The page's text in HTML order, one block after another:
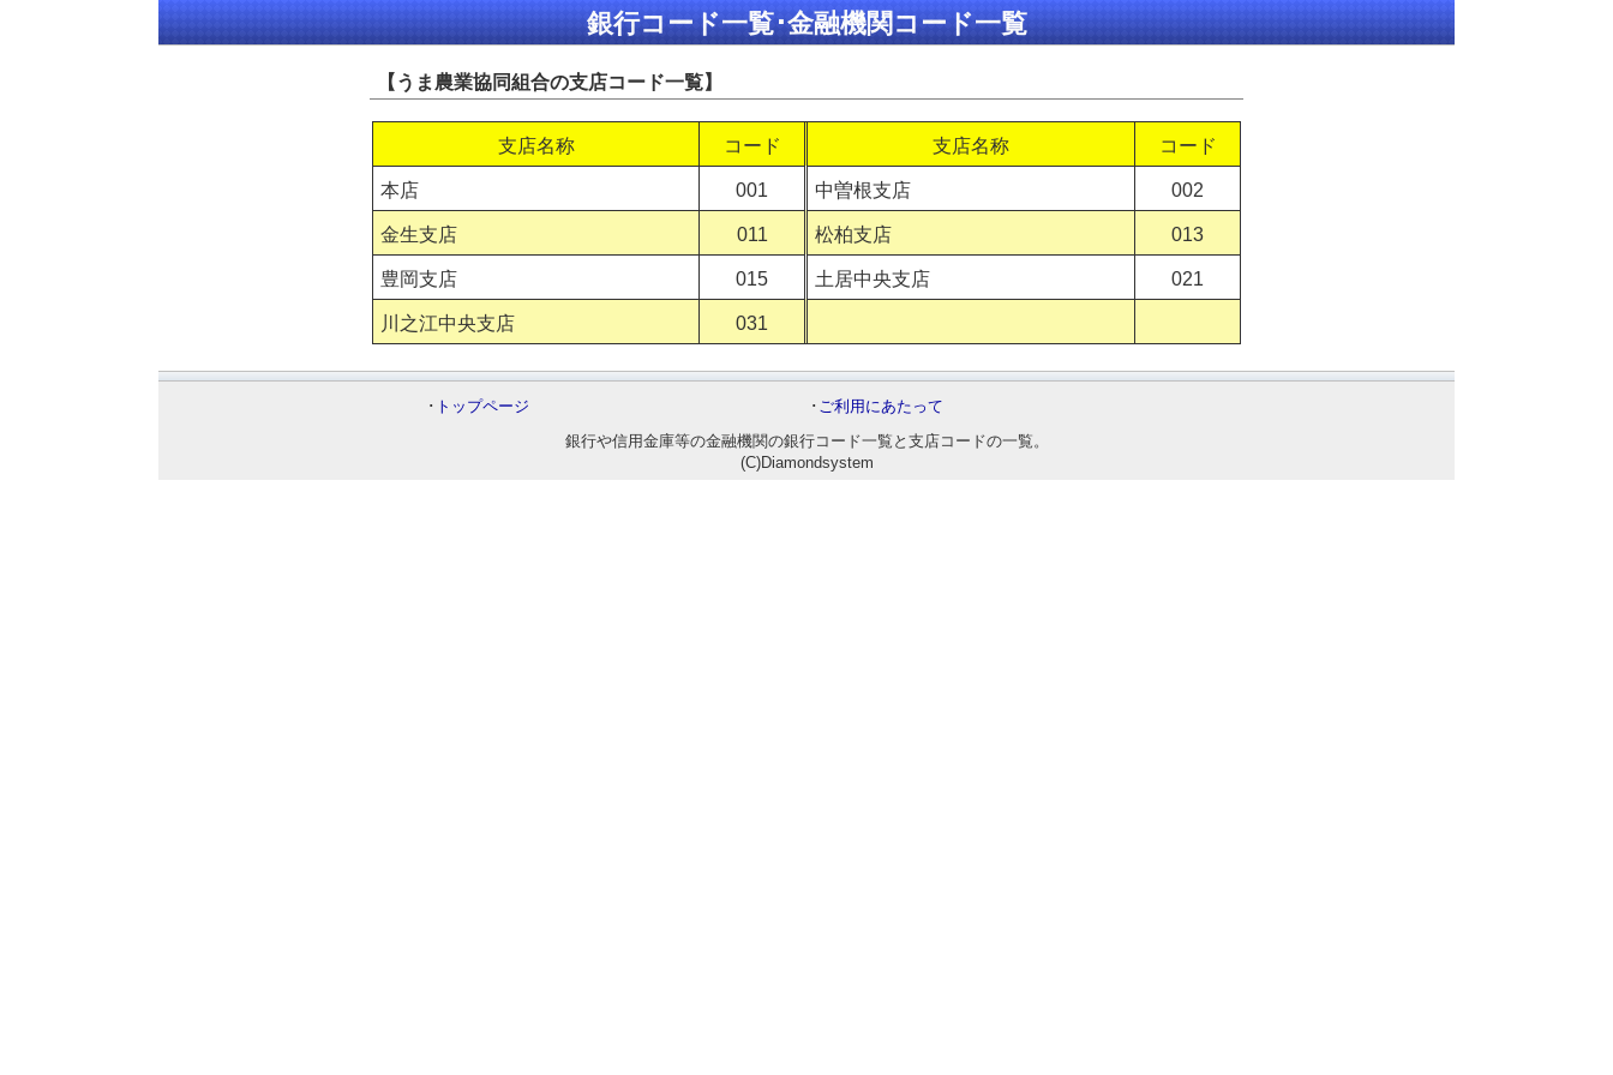
銀行コード一覧･金融機関コード一覧
【うま農業協同組合の支店コード一覧】
支店名称 コード 支店名称 コード
本店 001 中曽根支店 002
金生支店 011 松柏支店 013
豊岡支店 015 土居中央支店 021
川之江中央支店 031
･ トップページ ･ ご利用にあたって
銀行や信用金庫等の金融機関の銀行コード一覧と支店コードの一覧。
(C)Diamondsystem